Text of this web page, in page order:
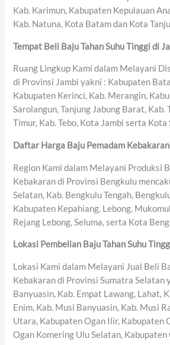
Kab. Karimun, Kabupaten Kepulauan
Kab. Natuna, Kota Batam dan Kota
Tempat Beli Baju Tahan Suhu Tinggi di
Ruang Lingkup Kami dalam Melayani
di Provinsi Jambi yakni : Kabupaten
Kabupaten Kerinci, Kab. Merangin,
Sarolangun, Tanjung Jabung Barat, Kab.
Timur, Kab. Tebo, Kota Jambi serta Kota
Daftar Harga Baju Pemadam
Region Kami dalam Melayani Produksi
Kebakaran di Provinsi Bengkulu
Selatan, Kab. Bengkulu Tengah,
Kabupaten Kepahiang, Lebong,
Rejang Lebong, Seluma, serta Kota
Lokasi Pembelian Baju Tahan Suhu
Lokasi Kami dalam Melayani Jual Beli
Kebakaran di Provinsi Sumatra Selatan
Banyuasin, Kab. Empat Lawang, Lahat,
Enim, Kab. Musi Banyuasin, Kab. Musi
Utara, Kabupaten Ogan Ilir, Kabupaten
Ogan Komering Ulu Selatan,